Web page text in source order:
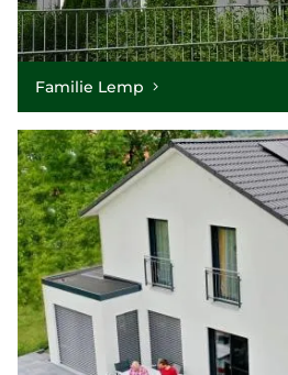
Familie Lemp